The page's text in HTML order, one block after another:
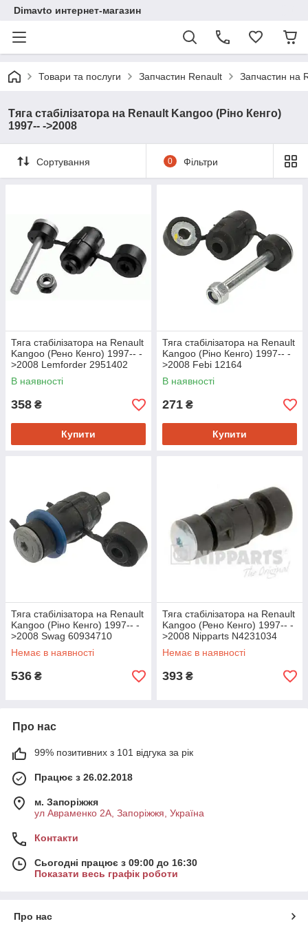
Dimavto интернет-магазин
Товари та послуги Запчастин Renault Запчастин на
Тяга стабілізатора на Renault Kangoo (Ріно Кенго)
1997-- ->2008
Сортування 0 Фільтри
Тяга стабілізатора на Renault
Kangoo (Рено Кенго) 1997-- -
>2008 Lemforder 2951402
В наявності
358 ₴
Купити
Тяга стабілізатора на Renault
Kangoo (Ріно Кенго) 1997-- -
>2008 Febi 12164
В наявності
271 ₴
Купити
Тяга стабілізатора на Renault
Kangoo (Ріно Кенго) 1997-- -
>2008 Swag 60934710
Немає в наявності
536 ₴
Тяга стабілізатора на Renault
Kangoo (Рено Кенго) 1997-- -
>2008 Nipparts N4231034
Немає в наявності
393 ₴
Про нас
99% позитивних з 101 відгука за рік
Працює з 26.02.2018
м. Запоріжжя
ул Авраменко 2А, Запоріжжя, Україна
Контакти
Сьогодні працює з 09:00 до 16:30
Показати весь графік роботи
Про нас